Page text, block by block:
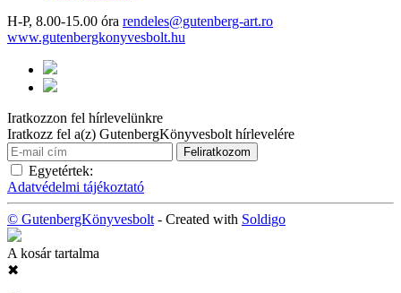
H-P, 8.00-15.00 óra rendeles@gutenberg-art.ro
www.gutenbergkonyvesbolt.hu
Iratkozzon fel hírlevelünkre
Iratkozz fel a(z) GutenbergKönyvesbolt hírlevelére
Egyetértek:
Adatvédelmi tájékoztató
© GutenbergKönyvesbolt - Created with Soldigo
A kosár tartalma
✖